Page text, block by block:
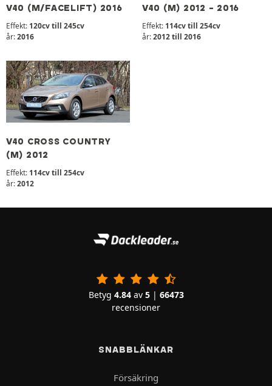
V40 (M/FACELIFT) 2016
Effekt: 120cv till 245cv
år:2016
V40 (M) 2012 - 2016
Effekt: 114cv till 254cv
år:2012 till 2016
V40 CROSS COUNTRY
(M) 2012
Effekt: 114cv till 254cv
år:2012
Betyg 4.84av 5| 66473
recensioner
SNABBLÄNKAR
Försäkring